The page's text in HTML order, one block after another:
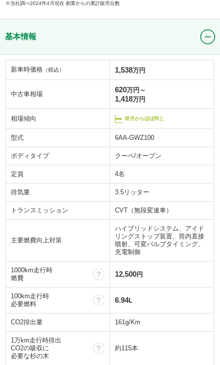
当社調べ2024年4月現在 創業からの累計販売台数
基本情報
新車時価格 （税込） 1,538万円
中古車相場
620万円～
1,418万円
相場傾向 前月からほぼ同じ
型式 6AA-GWZ100
ボディタイプ クーペ/オープン
定員 4名
排気量 3.5リッター
トランスミッション CVT（無段変速車）
主要燃費向上対策
ハイブリッドシステム、アイド
リングストップ装置、筒内直接
噴射、可変バルブタイミング、
充電制御
1000km走行時
燃費
？12,500円
100km走行時
必要燃料
？6.94L
CO2排出量 161g/Km
1万km走行時排出
CO2の吸収に
必要な杉の木
？約115本